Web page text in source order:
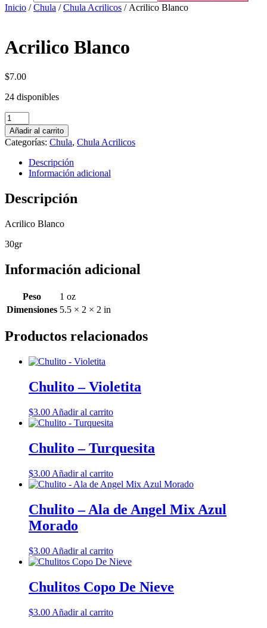
Inicio /Chula /Chula Acrilicos / Acrilico Blanco
Acrilico Blanco
$7.00
24 disponibles
Acrilico
Blanco
cantidad
Añadir al carrito
Categorías: Chula, Chula Acrilicos
Descripción
Información adicional
Descripción
Acrilico Blanco
30gr
Información adicional
Peso
1 oz
Dimensiones 5.5 × 2 × 2 in
Productos relacionados
Chulito – Violetita
$3.00 Añadir al carrito
Chulito – Turquesita
$3.00 Añadir al carrito
Chulito – Ala de Angel Mix Azul
Morado
$3.00 Añadir al carrito
Chulitos Copo De Nieve
$3.00 Añadir al carrito